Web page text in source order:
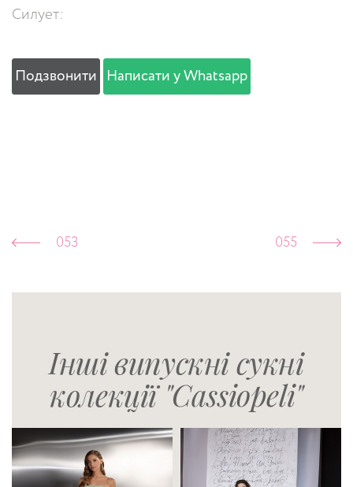
Силует:
Подзвонити Написати у Whatsapp
053 055
Інші випускні сукні
колекції "Cassiopeli"